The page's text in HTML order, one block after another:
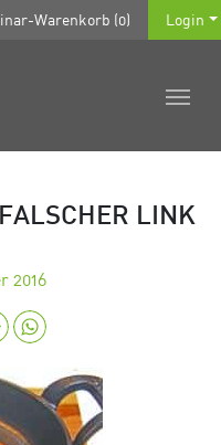
Warenkorb (0) Login
LINK
2016